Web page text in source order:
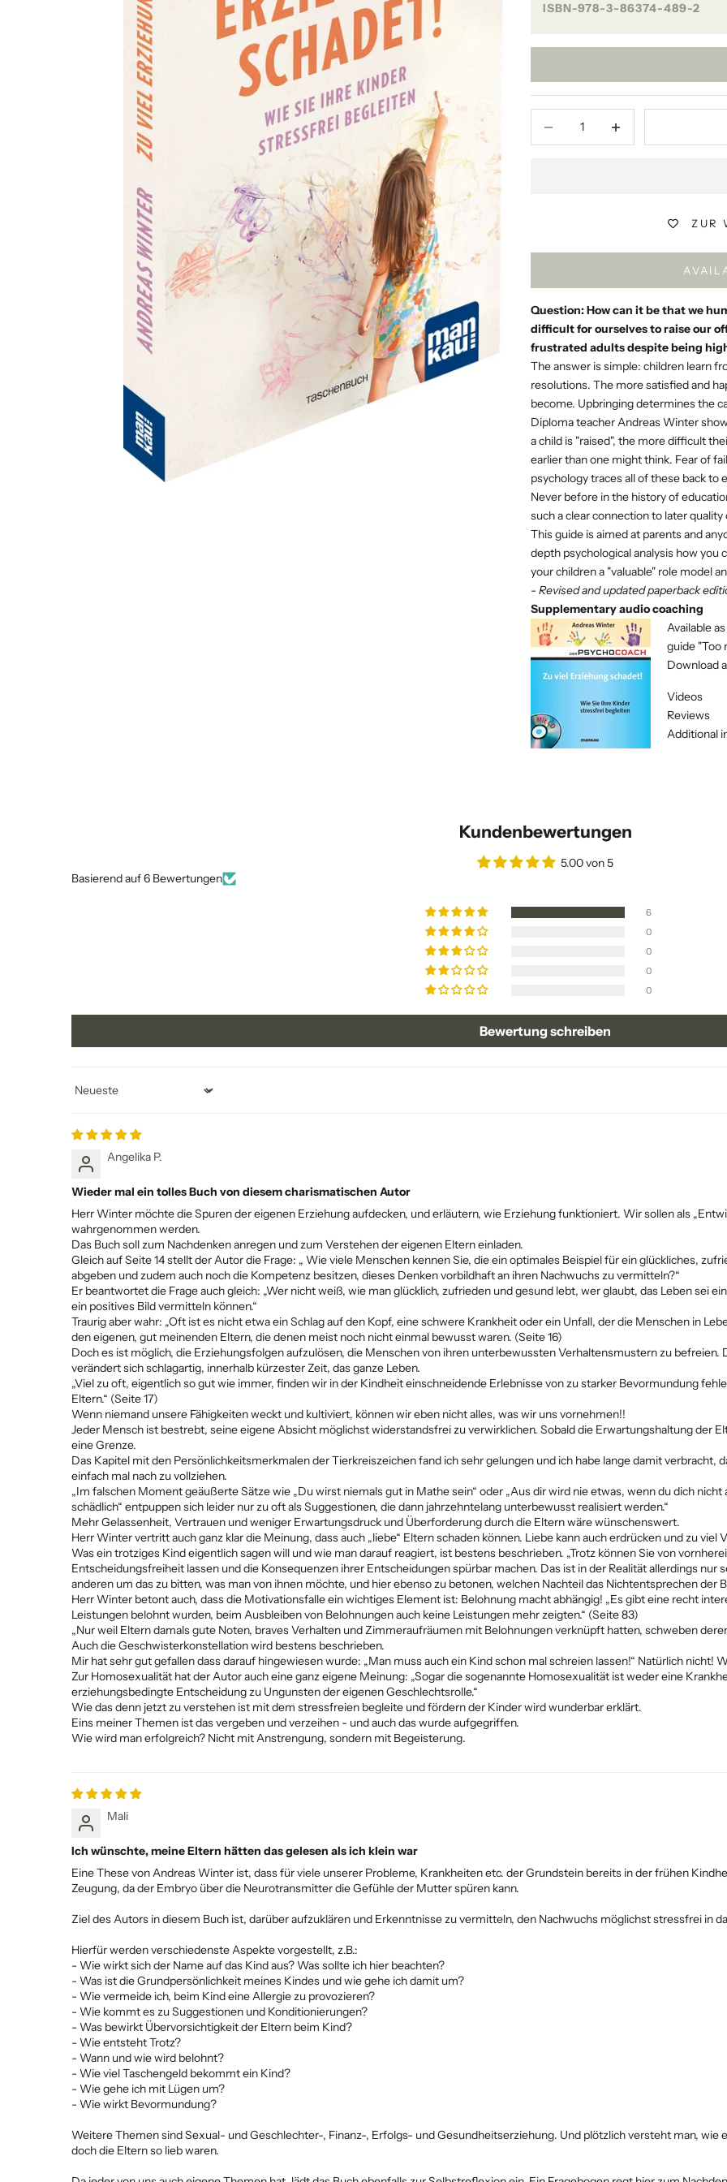
ISBN-978-3-86374-489-2
ZUR
Question: How can it be that we
difficult for ourselves to raise our
frustrated adults despite being
The answer is simple: children learn
resolutions. The more satisfied and
become. Upbringing determines the
Diploma teacher Andreas Winter
a child is "raised", the more difficult
earlier than one might think. Fear of
psychology traces all of these back to
Never before in the history of
such a clear connection to later quality
This guide is aimed at parents and
depth psychological analysis how
your children a "valuable" role model
- Revised and updated paperback
Supplementary audio coaching
Available
guide "Too
Download
Videos
Reviews
Additional
Kundenbewertungen
5.00 von 5
Basierend auf 6 Bewertungen
6
0
0
0
0
Bewertung schreiben
Sort by
Angelika P.
Wieder mal ein tolles Buch von diesem charismatischen Autor
Herr Winter möchte die Spuren der eigenen Erziehung aufdecken, und erläutern, wie Erziehung funktioniert. Wir sollen als
wahrgenommen werden.
Das Buch soll zum Nachdenken anregen und zum Verstehen der eigenen Eltern einladen.
Gleich auf Seite 14 stellt der Autor die Frage: „ Wie viele Menschen kennen Sie, die ein optimales Beispiel für ein glückliches,
abgeben und zudem auch noch die Kompetenz besitzen, dieses Denken vorbildhaft an ihren Nachwuchs zu vermitteln?“
Er beantwortet die Frage auch gleich: „Wer nicht weiß, wie man glücklich, zufrieden und gesund lebt, wer glaubt, das Leben sei
ein positives Bild vermitteln können.“
Traurig aber wahr: „Oft ist es nicht etwa ein Schlag auf den Kopf, eine schwere Krankheit oder ein Unfall, der die Menschen in
den eigenen, gut meinenden Eltern, die denen meist noch nicht einmal bewusst waren. (Seite 16)
Doch es ist möglich, die Erziehungsfolgen aufzulösen, die Menschen von ihren unterbewussten Verhaltensmustern zu
verändert sich schlagartig, innerhalb kürzester Zeit, das ganze Leben.
„Viel zu oft, eigentlich so gut wie immer, finden wir in der Kindheit einschneidende Erlebnisse von zu starker Bevormundung
Eltern.“ (Seite 17)
Wenn niemand unsere Fähigkeiten weckt und kultiviert, können wir eben nicht alles, was wir uns vornehmen!!
Jeder Mensch ist bestrebt, seine eigene Absicht möglichst widerstandsfrei zu verwirklichen. Sobald die Erwartungshaltung der
eine Grenze.
Das Kapitel mit den Persönlichkeitsmerkmalen der Tierkreiszeichen fand ich sehr gelungen und ich habe lange damit verbracht,
einfach mal nach zu vollziehen.
„Im falschen Moment geäußerte Sätze wie „Du wirst niemals gut in Mathe sein“ oder „Aus dir wird nie etwas, wenn du dich nicht
schädlich“ entpuppen sich leider nur zu oft als Suggestionen, die dann jahrzehntelang unterbewusst realisiert werden.“
Mehr Gelassenheit, Vertrauen und weniger Erwartungsdruck und Überforderung durch die Eltern wäre wünschenswert.
Herr Winter vertritt auch ganz klar die Meinung, dass auch „liebe“ Eltern schaden können. Liebe kann auch erdrücken und zu viel
Was ein trotziges Kind eigentlich sagen will und wie man darauf reagiert, ist bestens beschrieben. „Trotz können Sie von
Entscheidungsfreiheit lassen und die Konsequenzen ihrer Entscheidungen spürbar machen. Das ist in der Realität allerdings
anderen um das zu bitten, was man von ihnen möchte, und hier ebenso zu betonen, welchen Nachteil das Nichtentsprechen der
Herr Winter betont auch, dass die Motivationsfalle ein wichtiges Element ist: Belohnung macht abhängig! „Es gibt eine recht
Leistungen belohnt wurden, beim Ausbleiben von Belohnungen auch keine Leistungen mehr zeigten.“ (Seite 83)
„Nur weil Eltern damals gute Noten, braves Verhalten und Zimmeraufräumen mit Belohnungen verknüpft hatten, schweben
Auch die Geschwisterkonstellation wird bestens beschrieben.
Mir hat sehr gut gefallen dass darauf hingewiesen wurde: „Man muss auch ein Kind schon mal schreien lassen!“ Natürlich nicht!
Zur Homosexualität hat der Autor auch eine ganz eigene Meinung: „Sogar die sogenannte Homosexualität ist weder eine
erziehungsbedingte Entscheidung zu Ungunsten der eigenen Geschlechtsrolle.“
Wie das denn jetzt zu verstehen ist mit dem stressfreien begleite und fördern der Kinder wird wunderbar erklärt.
Eins meiner Themen ist das vergeben und verzeihen - und auch das wurde aufgegriffen.
Wie wird man erfolgreich? Nicht mit Anstrengung, sondern mit Begeisterung.
Mali
Ich wünschte, meine Eltern hätten das gelesen als ich klein war
Eine These von Andreas Winter ist, dass für viele unserer Probleme, Krankheiten etc. der Grundstein bereits in der frühen
Zeugung, da der Embryo über die Neurotransmitter die Gefühle der Mutter spüren kann.
Ziel des Autors in diesem Buch ist, darüber aufzuklären und Erkenntnisse zu vermitteln, den Nachwuchs möglichst stressfrei in
Hierfür werden verschiedenste Aspekte vorgestellt, z.B.:
- Wie wirkt sich der Name auf das Kind aus? Was sollte ich hier beachten?
- Was ist die Grundpersönlichkeit meines Kindes und wie gehe ich damit um?
- Wie vermeide ich, beim Kind eine Allergie zu provozieren?
- Wie kommt es zu Suggestionen und Konditionierungen?
- Was bewirkt Übervorsichtigkeit der Eltern beim Kind?
- Wie entsteht Trotz?
- Wann und wie wird belohnt?
- Wie viel Taschengeld bekommt ein Kind?
- Wie gehe ich mit Lügen um?
- Wie wirkt Bevormundung?
Weitere Themen sind Sexual- und Geschlechter-, Finanz-, Erfolgs- und Gesundheitserziehung. Und plötzlich versteht man, wie
doch die Eltern so lieb waren.